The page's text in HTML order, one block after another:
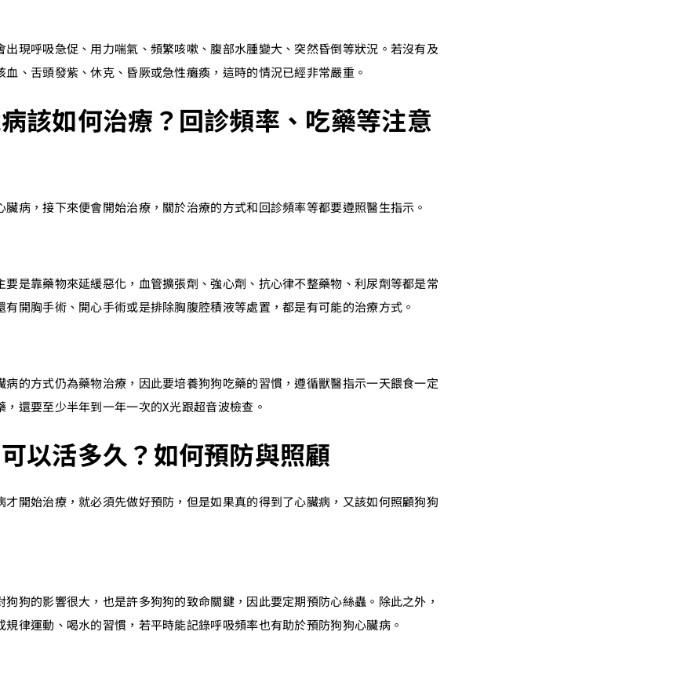
出現呼吸急促、用力喘氣、頻繁咳嗽、腹部水腫變大、突然昏倒等狀況。若沒有及
、舌頭發紫、休克、昏厥或急性癱瘓，這時的情況已經非常嚴重。
該如何治療？回診頻率、吃藥等注意
臟病，接下來便會開始治療，關於治療的方式和回診頻率等都要遵照醫生指示。
要是靠藥物來延緩惡化，血管擴張劑、強心劑、抗心律不整藥物、利尿劑等都是常
有開胸手術、開心手術或是排除胸腹腔積液等處置，都是有可能的治療方式。
病的方式仍為藥物治療，因此要培養狗狗吃藥的習慣，遵循獸醫指示一天餵食一定
還要至少半年到一年一次的X光跟超音波檢查。
以活多久？如何預防與照顧
才開始治療，就必須先做好預防，但是如果真的得到了心臟病，又該如何照顧狗狗
狗狗的影響很大，也是許多狗狗的致命關鍵，因此要定期預防心絲蟲。除此之外，
規律運動、喝水的習慣，若平時能記錄呼吸頻率也有助於預防狗狗心臟病。